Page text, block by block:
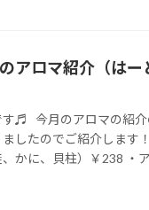
アロマ紹介（はー
す♬ 今月のアロマの紹
ましたのでご紹介しま
、かに、貝柱）￥238